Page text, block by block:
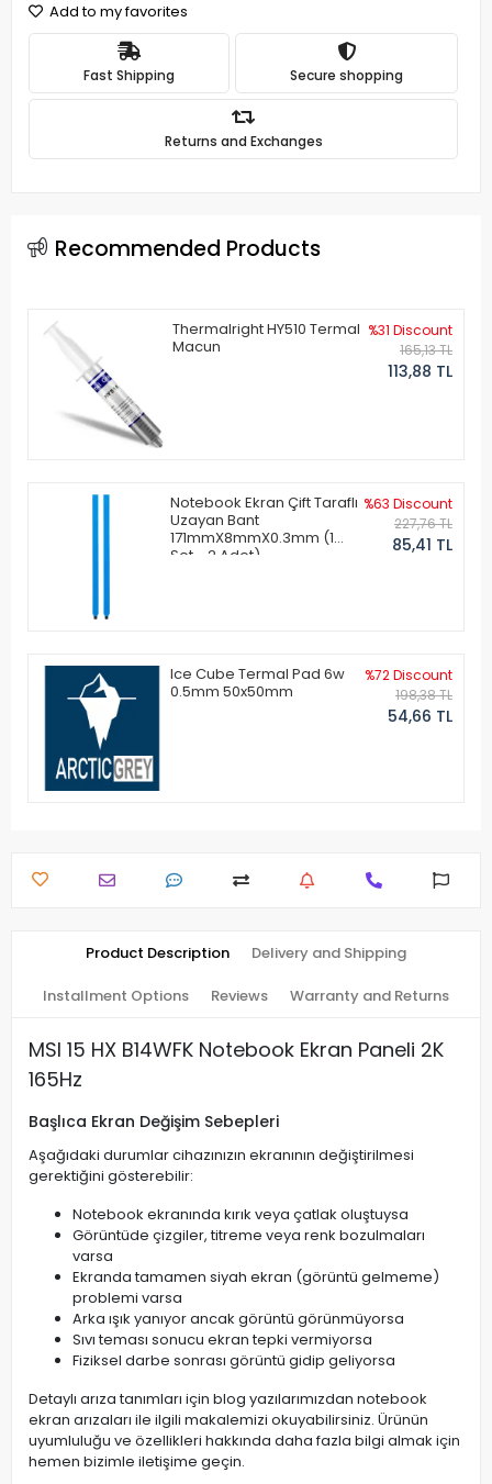
Add to my favorites
Fast Shipping Secure shopping
Returns and Exchanges
Recommended Products
Thermalright HY510 Termal
Macun
%31 Discount
165,13 TL
113,88 TL
Notebook Ekran Çift Taraflı
Uzayan Bant
171mmX8mmX0.3mm (1
Set - 2 Adet)
%63 Discount
227,76 TL
85,41 TL
Ice Cube Termal Pad 6w
0.5mm 50x50mm
%72 Discount
198,38 TL
54,66 TL
Product Description Delivery and Shipping
Installment Options Reviews Warranty and Returns
MSI 15 HX B14WFK Notebook Ekran Paneli 2K
165Hz
Başlıca Ekran Değişim Sebepleri
Aşağıdaki durumlar cihazınızın ekranının değiştirilmesi
gerektiğini gösterebilir:
Notebook ekranında kırık veya çatlak oluştuysa
Görüntüde çizgiler, titreme veya renk bozulmaları
varsa
Ekranda tamamen siyah ekran (görüntü gelmeme)
problemi varsa
Arka ışık yanıyor ancak görüntü görünmüyorsa
Sıvı teması sonucu ekran tepki vermiyorsa
Fiziksel darbe sonrası görüntü gidip geliyorsa
Detaylı arıza tanımları için blog yazılarımızdan notebook
ekran arızaları ile ilgili makalemizi okuyabilirsiniz. Ürünün
uyumluluğu ve özellikleri hakkında daha fazla bilgi almak için
hemen bizimle iletişime geçin.